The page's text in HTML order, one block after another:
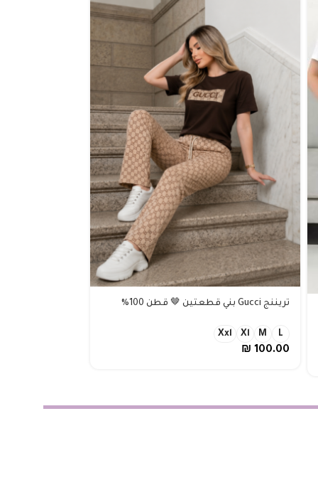
تريننج Gucci بني قطعتين 🤎 قطن 100%
L
M
Xl
Xxl
₪ 100.00